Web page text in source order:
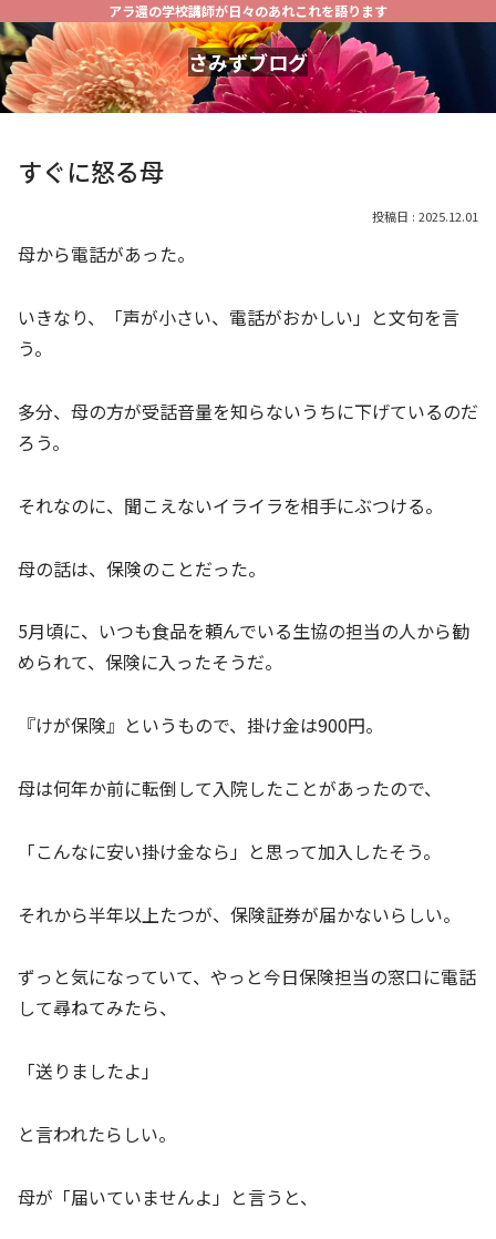
アラ還の学校講師が日々のあれこれを語ります
さみずブログ
すぐに怒る母
2025.12.01
母から電話があった。
いきなり、「声が小さい、電話がおかしい」と文句を言
う。
多分、母の方が受話音量を知らないうちに下げているのだ
ろう。
それなのに、聞こえないイライラを相手にぶつける。
母の話は、保険のことだった。
5月頃に、いつも食品を頼んでいる生協の担当の人から勧
められて、保険に入ったそうだ。
『けが保険』というもので、掛け金は900円。
母は何年か前に転倒して入院したことがあったので、
「こんなに安い掛け金なら」と思って加入したそう。
それから半年以上たつが、保険証券が届かないらしい。
ずっと気になっていて、やっと今日保険担当の窓口に電話
して尋ねてみたら、
「送りましたよ」
と言われたらしい。
母が「届いていませんよ」と言うと、